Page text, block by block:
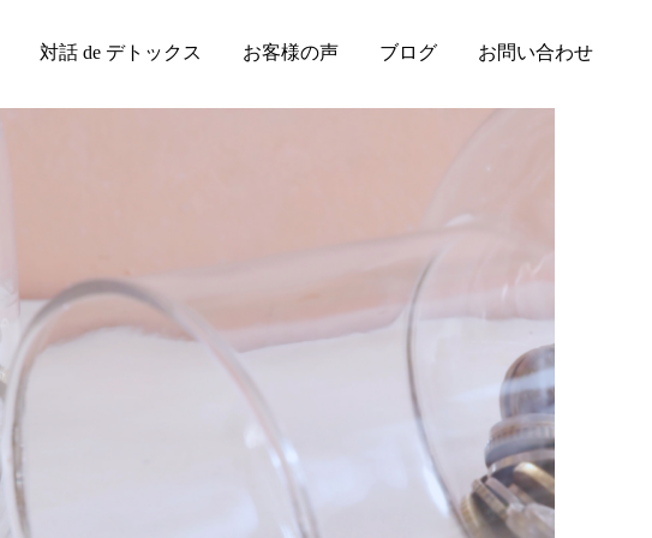
対話 de デトックス お客様の声 ブログ お問い合わせ